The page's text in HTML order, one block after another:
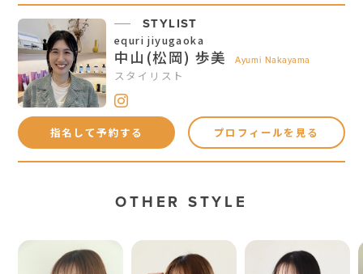
STYLIST
equri jiyugaoka
中山(松岡) 歩美 Ayumi Nakayama
スタイリスト
指名して予約する プロフィールを見る
OTHER STYLE